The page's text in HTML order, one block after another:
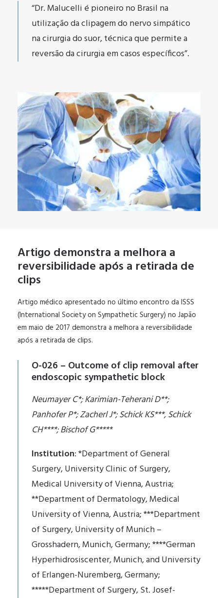
“Dr. Malucelli é pioneiro no Brasil na
utilização da clipagem do nervo simpático
na cirurgia do suor, técnica que permite a
reversão da cirurgia em casos específicos”.
Artigo demonstra a melhora a
reversibilidade após a retirada de
clips
Artigo médico apresentado no último encontro da ISSS
(International Society on Sympathetic Surgery) no Japão
em maio de 2017 demonstra a melhora a reversibilidade
após a retirada de clips.
O-026 – Outcome of clip removal after
endoscopic sympathetic block
Neumayer C*; Karimian-Teherani D**;
Panhofer P*; Zacherl J*; Schick KS***, Schick
CH****; Bischof G*****
Institution: *Department of General
Surgery, University Clinic of Surgery,
Medical University of Vienna, Austria;
**Department of Dermatology, Medical
University of Vienna, Austria; ***Department
of Surgery, University of Munich –
Grosshadern, Munich, Germany; ****German
Hyperhidrosiscenter, Munich, and University
of Erlangen-Nuremberg, Germany;
*****Department of Surgery, St. Josef-